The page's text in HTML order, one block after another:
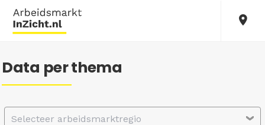
Data per thema
Selecteer arbeidsmarktregio